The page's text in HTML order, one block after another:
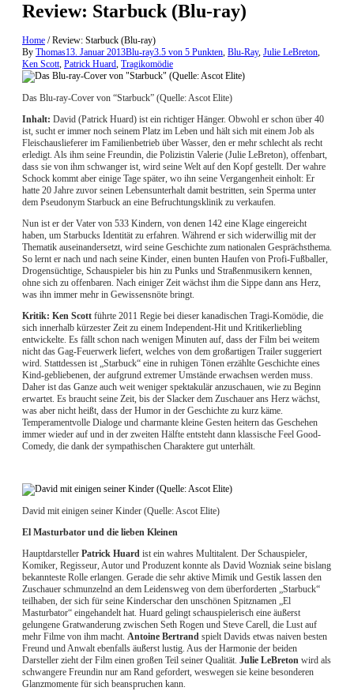
Review: Starbuck (Blu-ray)
Home /Review: Starbuck (Blu-ray)
By Thomas13. Januar 2013Blu-ray3.5 von 5 Punkten, Blu-Ray, Julie LeBreton,
Ken Scott, Patrick Huard, Tragikomödie
Das Blu-ray-Cover von “Starbuck” (Quelle: Ascot Elite)
Inhalt: David (Patrick Huard) ist ein richtiger Hänger. Obwohl er schon über 40
ist, sucht er immer noch seinem Platz im Leben und hält sich mit einem Job als
Fleischauslieferer im Familienbetrieb über Wasser, den er mehr schlecht als recht
erledigt. Als ihm seine Freundin, die Polizistin Valerie (Julie LeBreton), offenbart,
dass sie von ihm schwanger ist, wird seine Welt auf den Kopf gestellt. Der wahre
Schock kommt aber einige Tage später, wo ihn seine Vergangenheit einholt: Er
hatte 20 Jahre zuvor seinen Lebensunterhalt damit bestritten, sein Sperma unter
dem Pseudonym Starbuck an eine Befruchtungsklinik zu verkaufen.
Nun ist er der Vater von 533 Kindern, von denen 142 eine Klage eingereicht
haben, um Starbucks Identität zu erfahren. Während er sich widerwillig mit der
Thematik auseinandersetzt, wird seine Geschichte zum nationalen Gesprächsthema.
So lernt er nach und nach seine Kinder, einen bunten Haufen von Profi-Fußballer,
Drogensüchtige, Schauspieler bis hin zu Punks und Straßenmusikern kennen,
ohne sich zu offenbaren. Nach einiger Zeit wächst ihm die Sippe dann ans Herz,
was ihn immer mehr in Gewissensnöte bringt.
Kritik: Ken Scott führte 2011 Regie bei dieser kanadischen Tragi-Komödie, die
sich innerhalb kürzester Zeit zu einem Independent-Hit und Kritikerliebling
entwickelte. Es fällt schon nach wenigen Minuten auf, dass der Film bei weitem
nicht das Gag-Feuerwerk liefert, welches von dem großartigen Trailer suggeriert
wird. Stattdessen ist „Starbuck“ eine in ruhigen Tönen erzählte Geschichte eines
Kind-gebliebenen, der aufgrund extremer Umstände erwachsen werden muss.
Daher ist das Ganze auch weit weniger spektakulär anzuschauen, wie zu Beginn
erwartet. Es braucht seine Zeit, bis der Slacker dem Zuschauer ans Herz wächst,
was aber nicht heißt, dass der Humor in der Geschichte zu kurz käme.
Temperamentvolle Dialoge und charmante kleine Gesten heitern das Geschehen
immer wieder auf und in der zweiten Hälfte entsteht dann klassische Feel Good-
Comedy, die dank der sympathischen Charaktere gut unterhält.
David mit einigen seiner Kinder (Quelle: Ascot Elite)
El Masturbator und die lieben Kleinen
Hauptdarsteller Patrick Huard ist ein wahres Multitalent. Der Schauspieler,
Komiker, Regisseur, Autor und Produzent konnte als David Wozniak seine bislang
bekannteste Rolle erlangen. Gerade die sehr aktive Mimik und Gestik lassen den
Zuschauer schmunzelnd an dem Leidensweg von dem überforderten „Starbuck“
teilhaben, der sich für seine Kinderschar den unschönen Spitznamen „El
Masturbator“ eingehandelt hat. Huard gelingt schauspielerisch eine äußerst
gelungene Gratwanderung zwischen Seth Rogen und Steve Carell, die Lust auf
mehr Filme von ihm macht. Antoine Bertrand spielt Davids etwas naiven besten
Freund und Anwalt ebenfalls äußerst lustig. Aus der Harmonie der beiden
Darsteller zieht der Film einen großen Teil seiner Qualität. Julie LeBreton wird als
schwangere Freundin nur am Rand gefordert, weswegen sie keine besonderen
Glanzmomente für sich beanspruchen kann.